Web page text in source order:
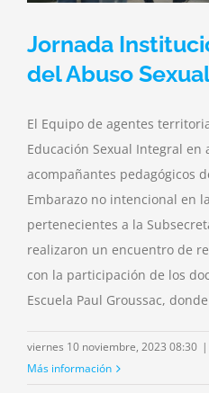
Jornada
del Abuso
El Equipo de agentes
Educación Sexual Integral en
acompañantes pedagógicos
Embarazo no intencional en
pertenecientes a la
realizaron un encuentro de
con la participación de los
Escuela Paul Groussac, donde
viernes 10 noviembre, 2023 08:30 |
Más información